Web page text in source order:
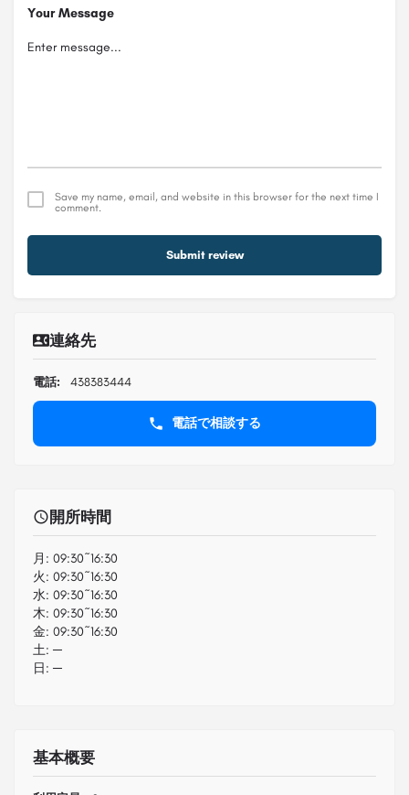
Your Message
Save my name, email, and website in this browser for the next time I
comment.
Submit review
連絡先
電話: 438383444
電話で相談する
開所時間
月: 09:30~16:30
火: 09:30~16:30
水: 09:30~16:30
木: 09:30~16:30
金: 09:30~16:30
土: ─
日: ─
基本概要